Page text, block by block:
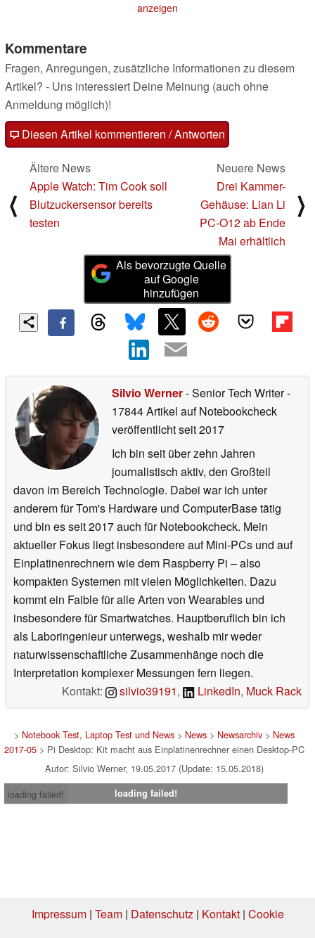
anzeigen
Kommentare
Fragen, Anregungen, zusätzliche Informationen zu diesem
Artikel? - Uns interessiert Deine Meinung (auch ohne
Anmeldung möglich)!
Diesen Artikel kommentieren / Antworten
⟨
Ältere News
Apple Watch: Tim Cook soll
Blutzuckersensor bereits
testen
Neuere News
Drei Kammer-
Gehäuse: Lian Li
PC-O12 ab Ende
Mai erhältlich
⟩
Als bevorzugte Quelle
auf Google
hinzufügen
Silvio Werner- Senior Tech Writer-
17844 Artikel auf Notebookcheck
veröffentlichtseit 2017
Ich bin seit über zehn Jahren
journalistisch aktiv, den Großteil
davon im Bereich Technologie. Dabei war ich unter
anderem für Tom's Hardware und ComputerBase tätig
und bin es seit 2017 auch für Notebookcheck. Mein
aktueller Fokus liegt insbesondere auf Mini-PCs und auf
Einplatinenrechnern wie dem Raspberry Pi – also
kompakten Systemen mit vielen Möglichkeiten. Dazu
kommt ein Faible für alle Arten von Wearables und
insbesondere für Smartwatches. Hauptberuflich bin ich
als Laboringenieur unterwegs, weshalb mir weder
naturwissenschaftliche Zusammenhänge noch die
Interpretation komplexer Messungen fern liegen.
Kontakt:
silvio39191, LinkedIn, Muck Rack
> Notebook Test, Laptop Test und News> News> Newsarchiv> News
2017-05> Pi Desktop: Kit macht aus Einplatinenrechner einen Desktop-PC
Autor: Silvio Werner, 19.05.2017 (Update: 15.05.2018)
loading failed!
loading failed!
Impressum| Team| Datenschutz| Kontakt| Cookie